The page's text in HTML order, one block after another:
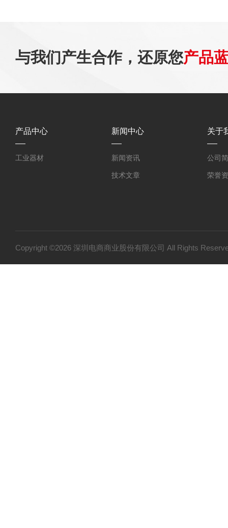
与我们产生合作，还原您产品
产品中心
工业器材
新闻中心
新闻资讯
技术文章
关于
公司
荣誉
Copyright ©2026 深圳电商商业股份有限公司 All Rights